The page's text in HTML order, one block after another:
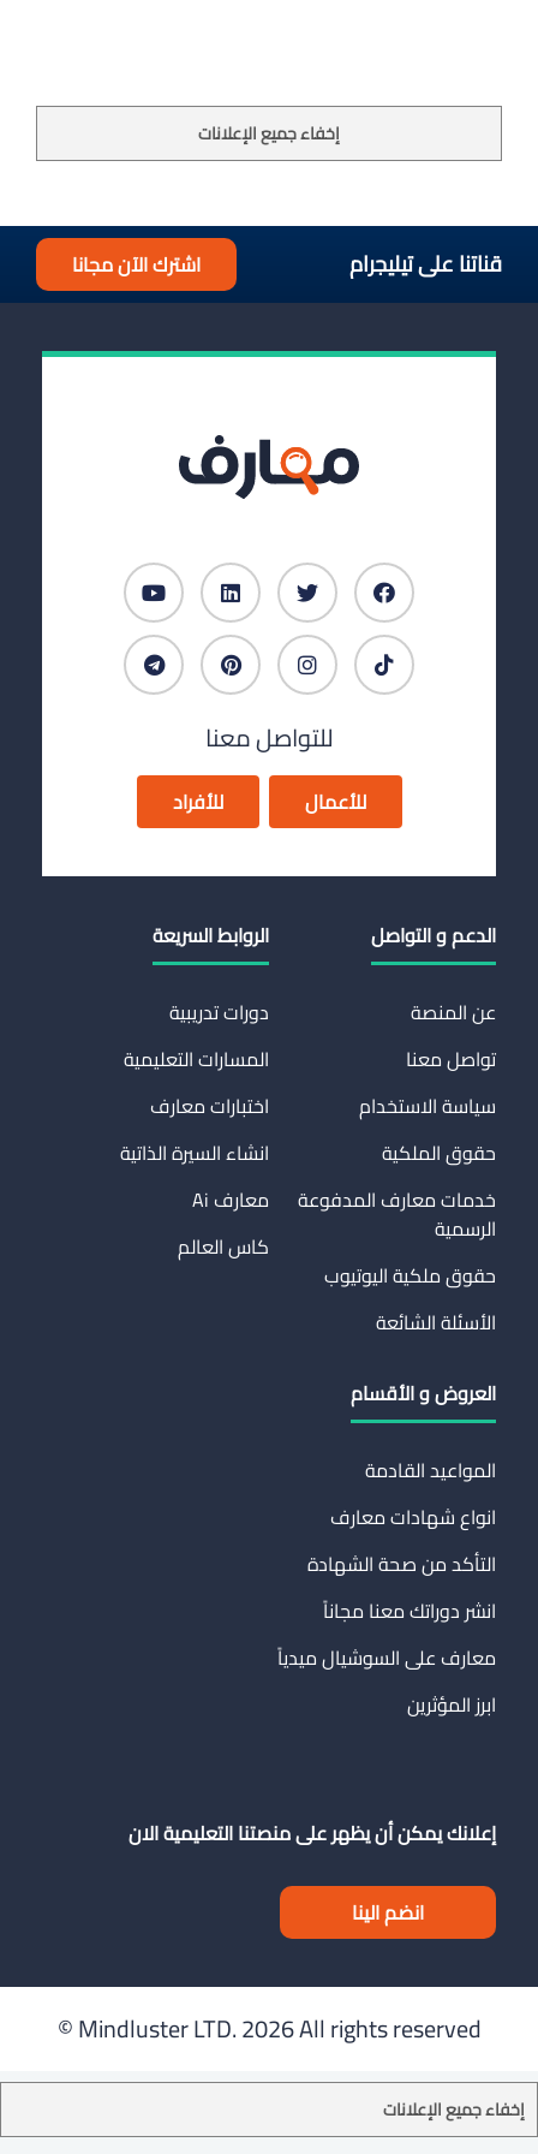
إخفاء جميع الإعلانات
قناتنا على تيليجرام اشترك الآن مجانا
للتواصل معنا
للأعمال للأفراد
الدعم و التواصل
عن المنصة
تواصل معنا
سياسة الاستخدام
حقوق الملكية
خدمات معارف المدفوعة
الرسمية
حقوق ملكية اليوتيوب
الأسئلة الشائعة
الروابط السريعة
دورات تدريبية
المسارات التعليمية
اختبارات معارف
انشاء السيرة الذاتية
معارف Ai
كاس العالم
العروض و الأقسام
المواعيد القادمة
انواع شهادات معارف
التأكد من صحة الشهادة
انشر دوراتك معنا مجاناً
معارف على السوشيال ميدياً
ابرز المؤثرين
إعلانك يمكن أن يظهر على منصتنا التعليمية الان
انضم الينا
Mindluster LTD.2026 All rights reserved ©
إخفاء جميع الإعلانات